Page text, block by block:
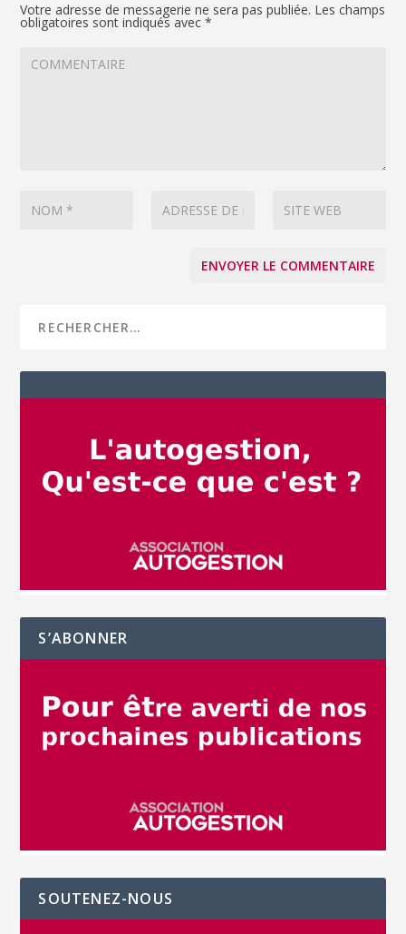
Votre adresse de messagerie ne sera pas publiée. Les champs
obligatoires sont indiqués avec*
S’ABONNER
SOUTENEZ-NOUS